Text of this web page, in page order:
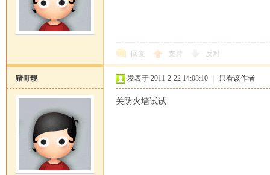
回复 支持 反对
猪哥靓 发表于 2011-2-22 14:08:10 只看该作者
关防火墙试试